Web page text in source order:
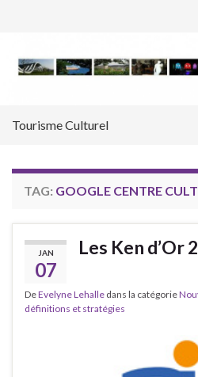
Tourisme Culturel
TAG: GOOGLE CENTRE
JAN
07
Les Ken d’Or
DeEvelyne Lehalle dans la catégorie
définitions et stratégies